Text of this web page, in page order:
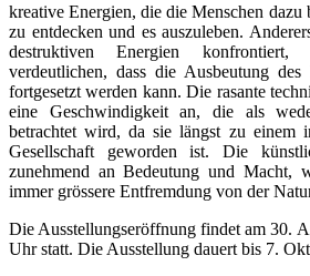
kreative Energien, die die Menschen dazu
zu entdecken und es auszuleben.
destruktiven Energien konfrontiert,
verdeutlichen, dass die Ausbeutung
fortgesetzt werden kann. Die rasante
eine Geschwindigkeit an, die als
betrachtet wird, da sie längst zu einem
Gesellschaft geworden ist. Die
zunehmend an Bedeutung und Macht,
immer grössere Entfremdung von der
Die Ausstellungseröffnung findet am 30.
Uhr statt. Die Ausstellung dauert bis 7.